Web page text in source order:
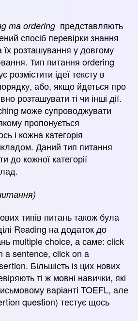
та ordering представляють
спосіб перевірки знання
їх розташування у довгому
Тип питання ordering
розмістити ідеї тексту в
або, якщо йдеться про
розташувати ті чи інші дії.
може супроводжувати
пропонується
і кожна категорія
Даний тип питання
до кожної категорії
типів питань також була
Reading на додаток до
multiple choice, а саме: click
a sentence, click on a
Більшість із цих нових
ті ж мовні навички, які
варіанті TOEFL, але
question) тестує щось